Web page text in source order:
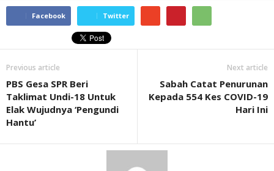
Facebook Twitter
Previous article
PBS Gesa SPR Beri
Taklimat Undi-18 Untuk
Elak Wujudnya ‘Pengundi
Hantu’
Next article
Sabah Catat Penurunan
Kepada 554 Kes COVID-19
Hari Ini